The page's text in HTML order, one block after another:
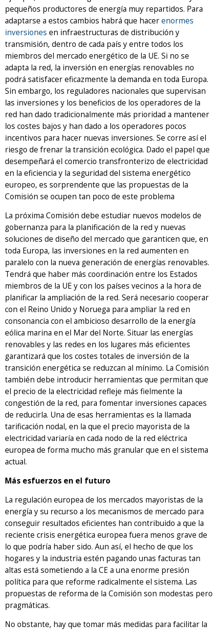
pequeños productores de energía muy repartidos. Para
adaptarse a estos cambios habrá que hacerenormes
inversiones en infraestructuras de distribución y
transmisión, dentro de cada país y entre todos los
miembros del mercado energético de la UE. Si no se
adapta la red, la inversión en energías renovables no
podrá satisfacer eficazmente la demanda en toda Europa.
Sin embargo, los reguladores nacionales que supervisan
las inversiones y los beneficios de los operadores de la
red han dado tradicionalmente más prioridad a mantener
los costes bajos y han dado a los operadores pocos
incentivos para hacer nuevas inversiones. Se corre así el
riesgo de frenar la transición ecológica. Dado el papel que
desempeñará el comercio transfronterizo de electricidad
en la eficiencia y la seguridad del sistema energético
europeo, es sorprendente que las propuestas de la
Comisión se ocupen tan poco de este problema
La próxima Comisión debe estudiar nuevos modelos de
gobernanza para la planificación de la red y nuevas
soluciones de diseño del mercado que garanticen que, en
toda Europa, las inversiones en la red aumenten en
paralelo con la nueva generación de energías renovables.
Tendrá que haber más coordinación entre los Estados
miembros de la UE y con los países vecinos a la hora de
planificar la ampliación de la red. Será necesario cooperar
con el Reino Unido y Noruega para ampliar la red en
consonancia con el ambicioso desarrollo de la energía
eólica marina en el Mar del Norte. Situar las energías
renovables y las redes en los lugares más eficientes
garantizará que los costes totales de inversión de la
transición energética se reduzcan al mínimo. La Comisión
también debe introducir herramientas que permitan que
el precio de la electricidad refleje más fielmente la
congestión de la red, para fomentar inversiones capaces
de reducirla. Una de esas herramientas es la llamada
tarificación nodal, en la que el precio mayorista de la
electricidad variaría en cada nodo de la red eléctrica
europea de forma mucho más granular que en el sistema
actual.
Más esfuerzos en el futuro
La regulación europea de los mercados mayoristas de la
energía y su recurso a los mecanismos de mercado para
conseguir resultados eficientes han contribuido a que la
reciente crisis energética europea fuera menos grave de
lo que podría haber sido. Aun así, el hecho de que los
hogares y la industria estén pagando unas facturas tan
altas está sometiendo a la CE a una enorme presión
política para que reforme radicalmente el sistema. Las
propuestas de reforma de la Comisión son modestas pero
pragmáticas.
No obstante, hay que tomar más medidas para facilitar la